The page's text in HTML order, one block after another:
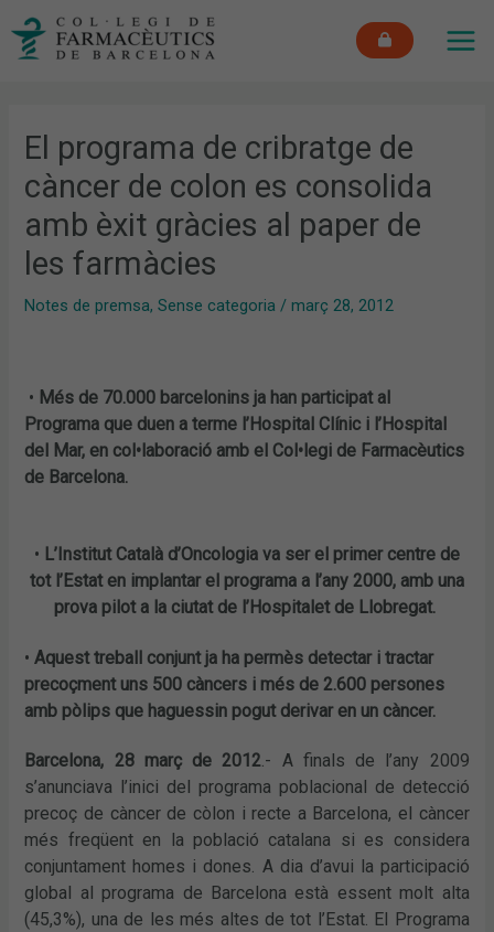
El programa de cribratge de
càncer de colon es consolida
amb èxit gràcies al paper de
les farmàcies
Notes de premsa,Sense categoria /març 28, 2012
• Més de 70.000 barcelonins ja han participat al
Programa que duen a terme l’Hospital Clínic i l’Hospital
del Mar, en col•laboració amb el Col•legi de Farmacèutics
de Barcelona.
• L’Institut Català d’Oncologia va ser el primer centre de
tot l’Estat en implantar el programa a l’any 2000, amb una
prova pilot a la ciutat de l’Hospitalet de Llobregat.
•Aquest treball conjunt ja ha permès detectar i tractar
precoçment uns 500 càncers i més de 2.600 persones
amb pòlips que haguessin pogut derivar en un càncer.
Barcelona, 28 març de 2012.- A finals de l’any 2009
s’anunciava l’inici del programa poblacional de detecció
precoç de càncer de còlon i recte a Barcelona, el càncer
més freqüent en la població catalana si es considera
conjuntament homes i dones. A dia d’avui la participació
global al programa de Barcelona està essent molt alta
(45,3%), una de les més altes de tot l’Estat. El Programa